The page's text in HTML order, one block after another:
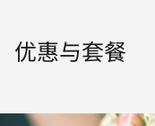
优惠与套餐